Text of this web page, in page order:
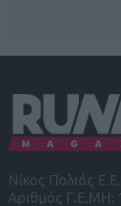
Νίκος Πολιάς Ε.Ε.
Αριθμός Γ.Ε.ΜΗ: